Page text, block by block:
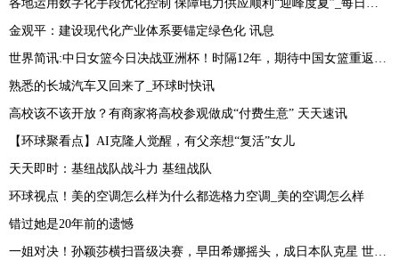
各地运用数字化手段优化控制 保障电力供应顺利“迎峰度夏”_每日资讯
金观平：建设现代化产业体系要锚定绿色化 讯息
世界简讯:中日女篮今日决战亚洲杯！时隔12年，期待中国女篮重返亚洲之巅
熟悉的长城汽车又回来了_环球时快讯
高校该不该开放？有商家将高校参观做成“付费生意” 天天速讯
【环球聚看点】AI克隆人觉醒，有父亲想“复活”女儿
天天即时：基纽战队战斗力 基纽战队
环球视点！美的空调怎么样为什么都选格力空调_美的空调怎么样
错过她是20年前的遗憾
一姐对决！孙颖莎横扫晋级决赛，早田希娜摇头，成日本队克星 世界热推荐